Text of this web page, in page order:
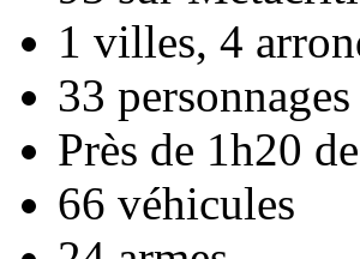
1 villes, 4
33 personnages
Près de 1h20
66 véhicules